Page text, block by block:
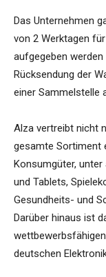
Das Unternehmen
von 2 Werktagen
aufgegeben
Rücksendung der
einer Sammelstelle
Alza vertreibt nicht
gesamte Sortiment
Konsumgüter,
und Tablets,
Gesundheits- und
Darüber hinaus ist
deutschen